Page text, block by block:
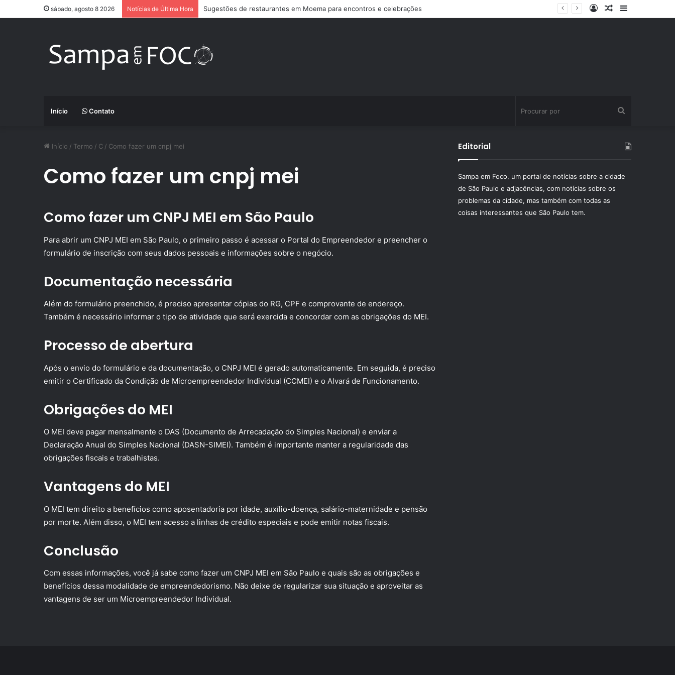
sábado, agosto 8 2026 Notícias de Última Hora Sugestões de restaurantes em Moema para encontros e celebrações
Barra
Artigo
Entrar
Início Contato
por
Início / Termo / C / Como fazer um cnpj mei
Como fazer um cnpj mei
Como fazer um CNPJ MEI em São Paulo
Para abrir um CNPJ MEI em São Paulo, o primeiro passo é acessar o Portal do Empreendedor e preencher o
formulário de inscrição com seus dados pessoais e informações sobre o negócio.
Documentação necessária
Além do formulário preenchido, é preciso apresentar cópias do RG, CPF e comprovante de endereço.
Também é necessário informar o tipo de atividade que será exercida e concordar com as obrigações do MEI.
Processo de abertura
Após o envio do formulário e da documentação, o CNPJ MEI é gerado automaticamente. Em seguida, é preciso
emitir o Certificado da Condição de Microempreendedor Individual (CCMEI) e o Alvará de Funcionamento.
Obrigações do MEI
O MEI deve pagar mensalmente o DAS (Documento de Arrecadação do Simples Nacional) e enviar a
Declaração Anual do Simples Nacional (DASN-SIMEI). Também é importante manter a regularidade das
obrigações fiscais e trabalhistas.
Vantagens do MEI
O MEI tem direito a benefícios como aposentadoria por idade, auxílio-doença, salário-maternidade e pensão
por morte. Além disso, o MEI tem acesso a linhas de crédito especiais e pode emitir notas fiscais.
Conclusão
Com essas informações, você já sabe como fazer um CNPJ MEI em São Paulo e quais são as obrigações e
benefícios dessa modalidade de empreendedorismo. Não deixe de regularizar sua situação e aproveitar as
vantagens de ser um Microempreendedor Individual.
Editorial
Sampa em Foco, um portal de notícias sobre a cidade
de São Paulo e adjacências, com notícias sobre os
problemas da cidade, mas também com todas as
coisas interessantes que São Paulo tem.